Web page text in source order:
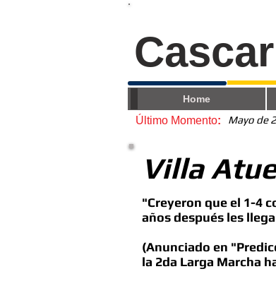
Home
Último Momento: Mayo de
Villa
"Creyeron que el 1-4
años después les
(Anunciado en
la 2da Larga Marcha